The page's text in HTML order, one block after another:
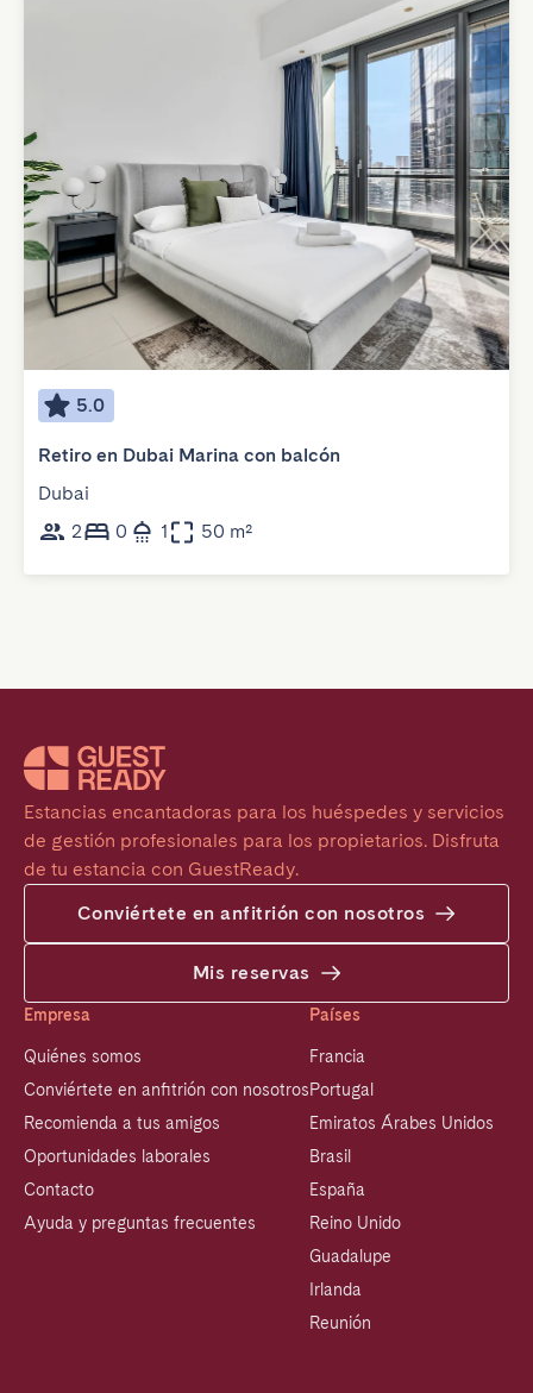
5.0
Retiro en Dubai Marina con balcón
Dubai
2
0 1 50 m²
Estancias encantadoras para los huéspedes y servicios
de gestión profesionales para los propietarios. Disfruta
de tu estancia con GuestReady.
Conviértete en anfitrión con nosotros
Mis reservas
Empresa
Quiénes somos
Conviértete en anfitrión con nosotros
Recomienda a tus amigos
Oportunidades laborales
Contacto
Ayuda y preguntas frecuentes
Países
Francia
Portugal
Emiratos Árabes Unidos
Brasil
España
Reino Unido
Guadalupe
Irlanda
Reunión